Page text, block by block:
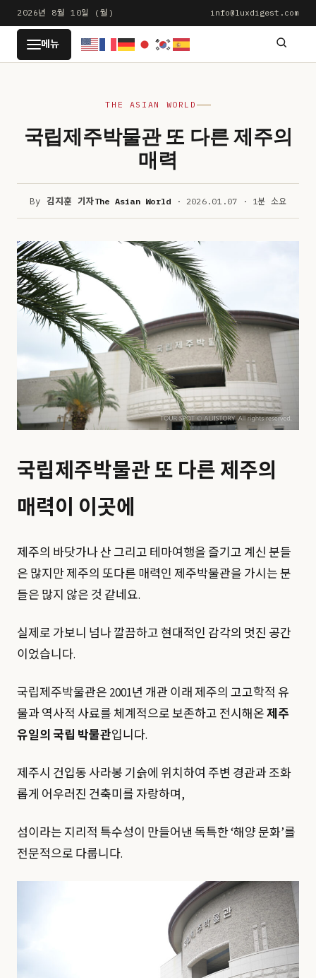
문
로
2026년 8월 10일 (월) info@luxdigest.com
LUXDIGEST
메뉴
THE ASIAN WORLD
국립제주박물관 또 다른 제주의
매력
By 김지훈 기자The Asian World · 2026.01.07 · 1분 소요
국립제주박물관 또 다른 제주의
매력이 이곳에
제주의 바닷가나 산 그리고 테마여행을 즐기고 계신 분들
은 많지만 제주의 또다른 매력인 제주박물관을 가시는 분
들은 많지 않은 것 같네요.
실제로 가보니 넘나 깔끔하고 현대적인 감각의 멋진 공간
이었습니다.
국립제주박물관은 2001년 개관 이래 제주의 고고학적 유
물과 역사적 사료를 체계적으로 보존하고 전시해온제주
유일의 국립 박물관입니다.
제주시 건입동 사라봉 기슭에 위치하여 주변 경관과 조화
롭게 어우러진 건축미를 자랑하며,
섬이라는 지리적 특수성이 만들어낸 독특한 ‘해양 문화’를
전문적으로 다룹니다.